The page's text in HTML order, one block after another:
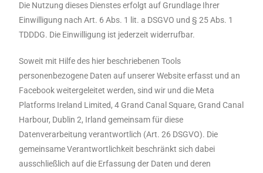
Die Nutzung dieses Dienstes erfolgt auf Grundlage Ihrer
Einwilligung nach Art. 6 Abs. 1 lit. a DSGVO und § 25 Abs. 1
TDDDG. Die Einwilligung ist jederzeit widerrufbar.
Soweit mit Hilfe des hier beschriebenen Tools
personenbezogene Daten auf unserer Website erfasst und an
Facebook weitergeleitet werden, sind wir und die Meta
Platforms Ireland Limited, 4 Grand Canal Square, Grand Canal
Harbour, Dublin 2, Irland gemeinsam für diese
Datenverarbeitung verantwortlich (Art. 26 DSGVO). Die
gemeinsame Verantwortlichkeit beschränkt sich dabei
ausschließlich auf die Erfassung der Daten und deren